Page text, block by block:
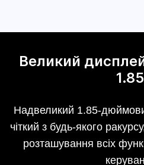
Великий
Надвеликий 1.85-
чіткий з будь-якого
розташування всіх